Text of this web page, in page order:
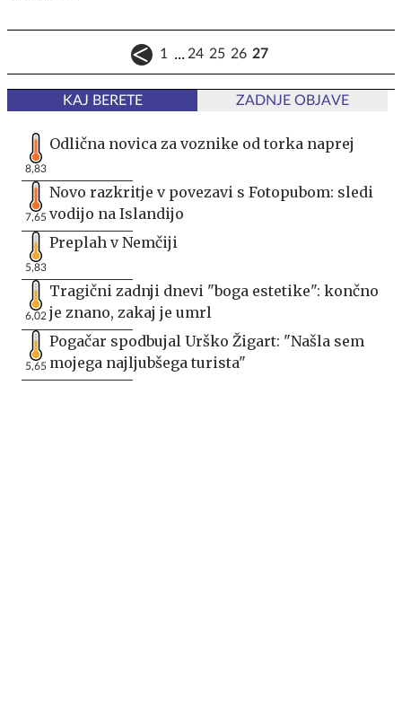
1 ... 24 25 26 27
KAJ BERETE ZADNJE OBJAVE
8,83
Odlična novica za voznike od torka naprej
7,65
Novo razkritje v povezavi s Fotopubom: sledi
vodijo na Islandijo
5,83
Preplah v Nemčiji
6,02
Tragični zadnji dnevi "boga estetike": končno
je znano, zakaj je umrl
5,65
Pogačar spodbujal Urško Žigart: "Našla sem
mojega najljubšega turista"